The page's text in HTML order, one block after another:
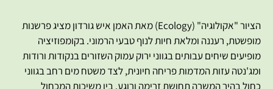
הציור "אקולוגיה" (Ecology) מאת האמן איש גורדון מציג פרשנות
מופשטת, רעננה ומלאת חיות לנוף טבעי הרמוני. בקומפוזיציה
מופיעים שיחים עבותים בגווני ירוק עמוק השזורים בנקודות ורודות
ומג'נטה עזות המדמות פריחה חיונית, לצד משטח מים רחב בגווני
כחול בהיר המשרה תחושת זרימה ורוגע. בין משיכות המכחול